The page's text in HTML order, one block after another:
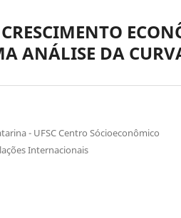
ANÁLISE DA
- UFSC Centro Sócioeconômico
Internacionais